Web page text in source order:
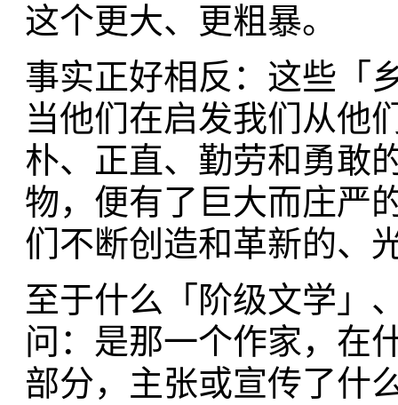
这个更大、更粗暴。
事实正好相反：这些「
当他们在启发我们从他
朴、正直、勤劳和勇敢
物，便有了巨大而庄严
们不断创造和革新的、
至于什么「阶级文学」
问：是那一个作家，在
部分，主张或宣传了什